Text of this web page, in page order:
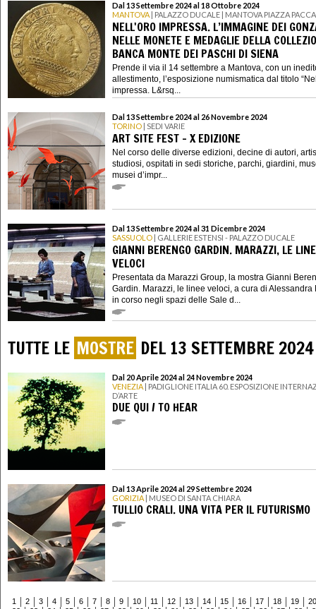
Dal 13 Settembre 2024 al 18 Ottobre 2024
MANTOVA | PALAZZO DUCALE | MANTOVA PIAZZA
NELL'ORO IMPRESSA. L’IMMAGINE DEI
NELLE MONETE E MEDAGLIE DELLA
BANCA MONTE DEI PASCHI DI SIENA
Prende il via il 14 settembre a Mantova, con un
allestimento, l’esposizione numismatica dal titolo
impressa. L&rsq...
Dal 13 Settembre 2024 al 26 Novembre 2024
TORINO | SEDI VARIE
ART SITE FEST - X EDIZIONE
Nel corso delle diverse edizioni, decine di autori,
studiosi, ospitati in sedi storiche, parchi, giardini,
musei d’impr...
Dal 13 Settembre 2024 al 31 Dicembre 2024
SASSUOLO | GALLERIE ESTENSI - PALAZZO DUCALE
GIANNI BERENGO GARDIN. MARAZZI, LE
VELOCI
Presentata da Marazzi Group, la mostra Gianni
Gardin. Marazzi, le linee veloci, a cura di Alessandra
in corso negli spazi delle Sale d...
TUTTE LE MOSTRE DEL 13 SETTEMBRE 2024
Dal 20 Aprile 2024 al 24 Novembre 2024
VENEZIA | PADIGLIONE ITALIA 60. ESPOSIZIONE
D’ARTE
DUE QUI / TO HEAR
Dal 13 Aprile 2024 al 29 Settembre 2024
GORIZIA | MUSEO DI SANTA CHIARA
TULLIO CRALI. UNA VITA PER IL FUTURISMO
1 2 3 4 5 6 7 8 9 10 11 12 13 14 15 16 17 18 19
20